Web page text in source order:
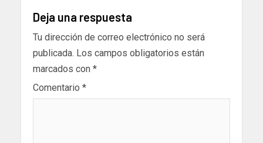
Deja una respuesta
Tu dirección de correo electrónico no será
publicada. Los campos obligatorios están
marcados con *
Comentario *